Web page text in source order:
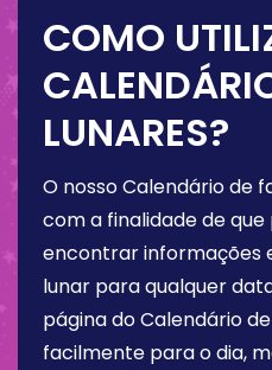
COMO
LUNARES?
O nosso Calendário de
com a finalidade de
encontrar informações
lunar para qualquer
página do Calendário
facilmente para o dia,